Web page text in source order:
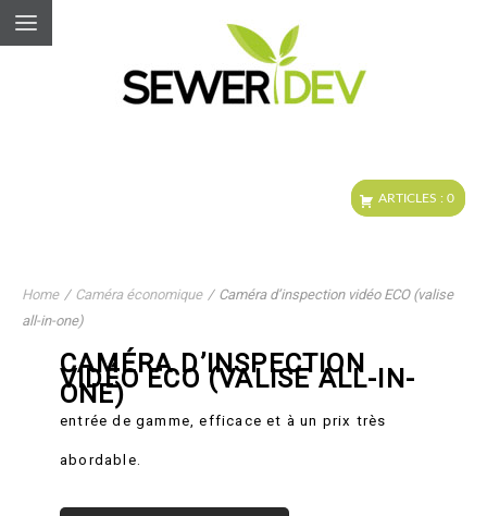
Home / Caméra économique / Caméra d’inspection vidéo ECO (valise
all-in-one)
CAMÉRA D’INSPECTION
VIDÉO ECO (VALISE ALL-IN-
ONE)
entrée de gamme, efficace et à un prix très
abordable.